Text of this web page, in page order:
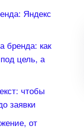
Яндекс
бренда: как
цель, а
чтобы
заявки
от